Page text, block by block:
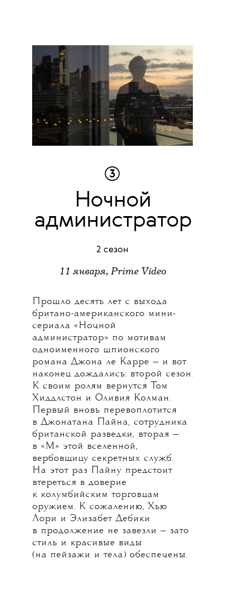
③
Ночной
администратор
2 cезон
11 января, Prime Video
Прошло десять лет с выхода
британо-американского мини-
сериала «Ночной
администратор» по мотивам
одноименного шпионского
романа Джона ле Карре — и вот
наконец дождались: второй сезон.
К своим ролям вернутся Том
Хиддлстон и Оливия Колман.
Первый вновь перевоплотится
в Джонатана Пайна, сотрудника
британской разведки, вторая —
в «М» этой вселенной,
вербовщицу секретных служб.
На этот раз Пайну предстоит
втереться в доверие
к колумбийским торговцам
оружием. К сожалению, Хью
Лори и Элизабет Дебики
в продолжение не завезли — зато
стиль и красивые виды
(на пейзажи и тела) обеспечены.